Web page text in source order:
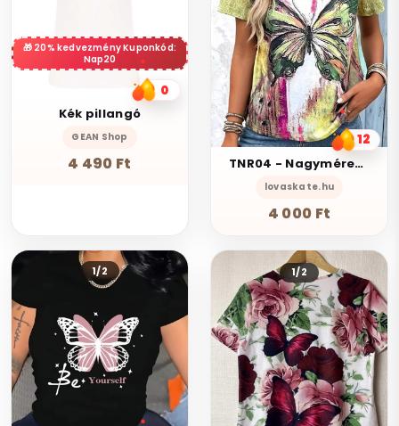
20% kedvezmény Kuponkód:
Nap20
0
Kék pillangó
GEAN Shop
4 490 Ft
12
TNR04 - Nagyméretű Zöld pillangó mintás rugalmas női póló XL-2XL 50-52
lovaskate.hu
4 000 Ft
1/2 1/2